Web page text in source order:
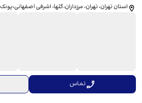
استان تهران، تهران، مرزداران،گلها، ​اشرفی اصفهانی،پونک
تماس